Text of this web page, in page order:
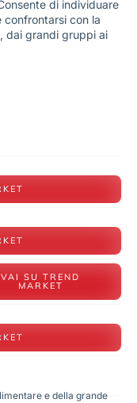
di individuare
con la
dai grandi gruppi ai
VAI SU TREND
MARKET
e della grande